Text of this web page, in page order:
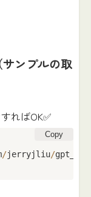
サンプルの取
ればOK✅
Copy
/jerryjliu/